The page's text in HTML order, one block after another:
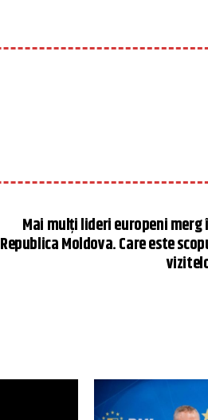
Mai mulți lideri europeni merg
Republica Moldova. Care este